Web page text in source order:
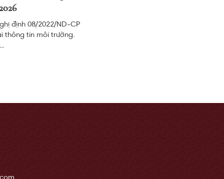
định 08/2022/ND-CP
thông tin môi trường.